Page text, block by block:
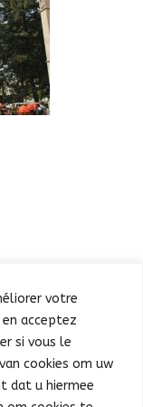
votre
en acceptez
si vous le
cookies om uw
dat u hiermee